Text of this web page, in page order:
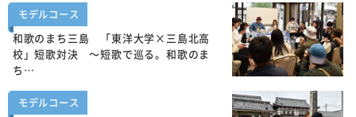
モデルコース
和歌のまち三島 「東洋大学×三島北高
校」短歌対決 ～短歌で巡る。和歌のま
ち…
モデルコース